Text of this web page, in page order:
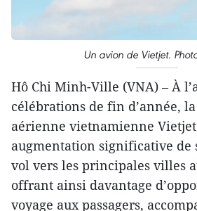
Un avion de Vietjet.
Hô Chi Minh-Ville (VNA) – À
célébrations de fin d’année,
aérienne vietnamienne
augmentation significative de
vol vers les principales villes
offrant ainsi davantage
voyage aux passagers,